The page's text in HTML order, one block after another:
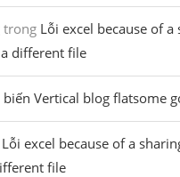
trong Lỗi excel because of
different file
biến Vertical blog flatsome
Lỗi excel because of a
file